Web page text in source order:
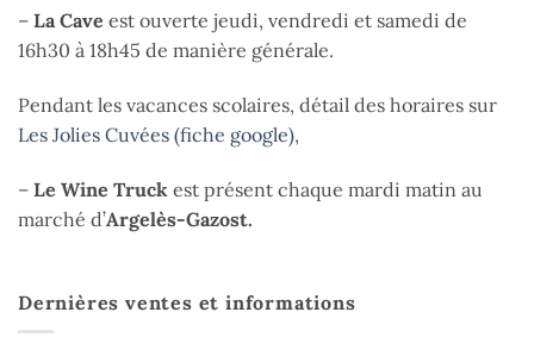
– La Cave est ouverte jeudi, vendredi et samedi de
16h30 à 18h45 de manière générale.
Pendant les vacances scolaires, détail des horaires sur
Les Jolies Cuvées (fiche google),
– Le Wine Truck est présent chaque mardi matin au
marché d’Argelès-Gazost.
Dernières ventes et informations